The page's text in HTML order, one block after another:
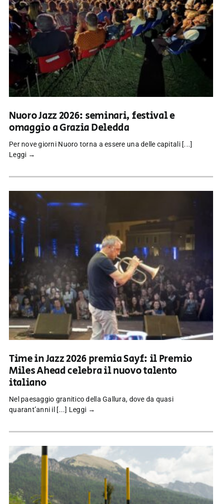
Nuoro Jazz 2026: seminari, festival e
omaggio a Grazia Deledda
Per nove giorni Nuoro torna a essere una delle capitali [...]
Leggi →
Time in Jazz 2026 premia Sayf: il Premio
Miles Ahead celebra il nuovo talento
italiano
Nel paesaggio granitico della Gallura, dove da quasi
quarant’anni il [...] Leggi →